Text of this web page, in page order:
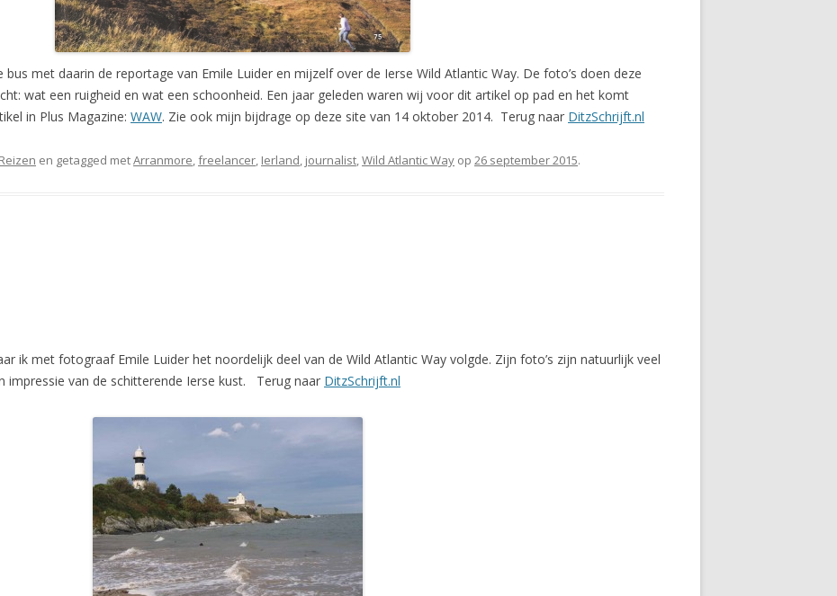
bus met daarin de reportage van Emile Luider en mijzelf over de Ierse Wild Atlantic Way. De foto’s doen deze
wat een ruigheid en wat een schoonheid. Een jaar geleden waren wij voor dit artikel op pad en het komt
in Plus Magazine: WAW. Zie ook mijn bijdrage op deze site van 14 oktober 2014. Terug naar DitzSchrijft.nl
Reizen en getagged metArranmore,freelancer, Ierland, journalist,Wild Atlantic Way op 26 september 2015.
ik met fotograaf Emile Luider het noordelijk deel van de Wild Atlantic Way volgde. Zijn foto’s zijn natuurlijk veel
impressie van de schitterende Ierse kust. Terug naar DitzSchrijft.nl